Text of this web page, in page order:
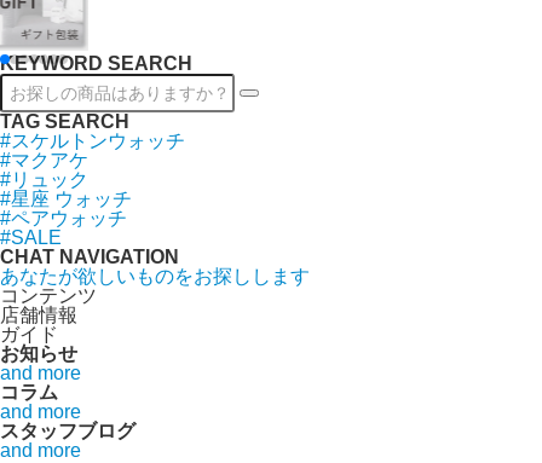
KEYWORD SEARCH
TAG SEARCH
#スケルトンウォッチ
#マクアケ
#リュック
#星座 ウォッチ
#ペアウォッチ
#SALE
CHAT NAVIGATION
あなたが欲しいものをお探しします
コンテンツ
店舗情報
ガイド
お知らせ
and more
コラム
and more
スタッフブログ
and more